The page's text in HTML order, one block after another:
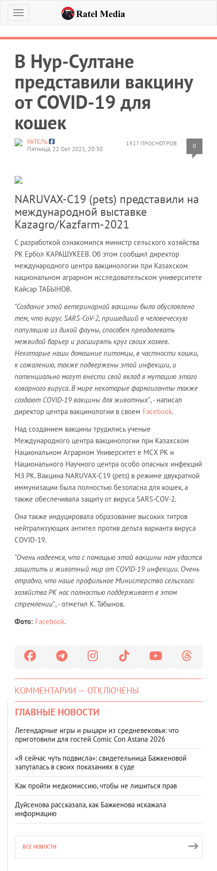
Меню
В Нур-Султане
представили вакцину
от COVID-19 для
кошек
1927 ПРОСМОТРОВ 0
РАТЕЛЬ
Пятница, 22 Окт 2021, 20:30
NARUVAX-C19 (pets) представили на
международной выставке
Kazagro/Kazfarm-2021
С разработкой ознакомился министр сельского хозяйства
РК Ербол КАРАШУКЕЕВ. Об этом сообщил директор
международного центра вакцинологии при Казахском
национальном аграрном исследовательском университете
Кайсар ТАБЫНОВ.
"Создание этой ветеринарной вакцины было обусловлено
тем, что вирус SARS-CoV-2, пришедший в человеческую
популяцию из дикой фауны, способен преодолевать
межвидой барьер и расширять круг своих хозяев.
Некоторые наши домашние питомцы, в частности кошки,
к сожалению, также подвержены этой инфекции, и
потенциально могут внести свой вклад в мутацию этого
коварного вируса. В мире некоторые фармгиганты также
создают COVID-19 вакцины для животных", - написал
директор центра вакцинологии в своем Facebook.
Над созданием вакцины трудились ученые
Международного центра вакцинологии при Казахском
Национальном Аграрном Университет е МСХ РК и
Национального Научного центра особо опасных инфекций
МЗ РК. Вакцина NARUVAX-C19 (pets) в режиме двукратной
иммунизации была полностью безопасна для кошек, а
также обеспечивала защиту от вируса SARS-COV-2.
Она также индуцировала образование высоких титров
нейтрализующих антител против дельта варианта вируса
COVID-19.
"Очень надеемся, что с помощью этой вакцины нам удастся
защитить и животный мир от COVID-19 инфекции. Очень
отрадно, что наше профильное Министерство сельского
хозяйства РК нас полностью поддерживает в этом
стремлении", - отметил К. Табынов.
Фото: Facebook.
КОММЕНТАРИИ — ОТКЛЮЧЕНЫ
ГЛАВНЫЕ НОВОСТИ
Легендарные игры и рыцари из средневековья: что
приготовили для гостей Comic Con Astana 2026
«Я сейчас чуть подвисла»: свидетельница Бажкеновой
запуталась в своих показаниях в суде
Как пройти медкомиссию, чтобы не лишиться прав
Дуйсенова рассказала, как Бажкенова искажала
информацию
ВСЕ НОВОСТИ